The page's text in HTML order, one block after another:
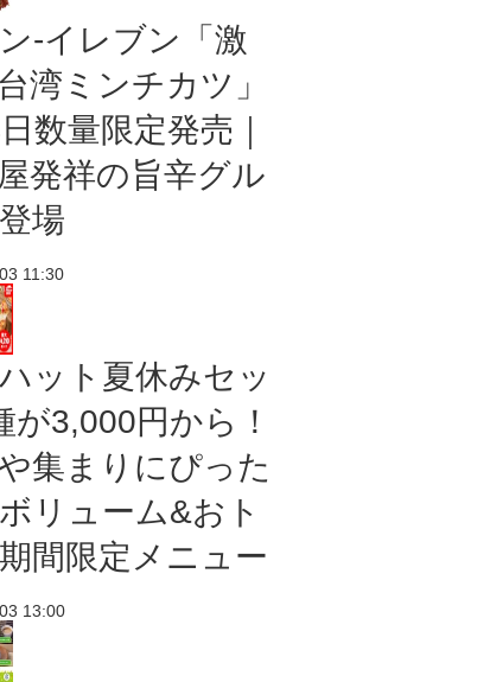
-イレブン「激
湾ミンチカツ」
数量限定発売｜
発祥の旨辛グル
場
11:30
ット夏休みセッ
が3,000円から！
集まりにぴった
リューム&おト
間限定メニュー
13:00